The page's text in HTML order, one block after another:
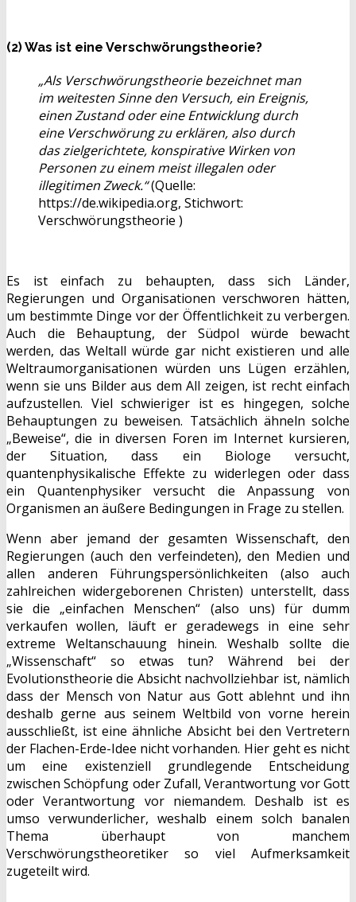
(2) Was ist eine Verschwörungstheorie?
„Als Verschwörungstheorie bezeichnet man
im weitesten Sinne den Versuch, ein Ereignis,
einen Zustand oder eine Entwicklung durch
eine Verschwörung zu erklären, also durch
das zielgerichtete, konspirative Wirken von
Personen zu einem meist illegalen oder
illegitimen Zweck.“(Quelle:
https://de.wikipedia.org, Stichwort:
Verschwörungstheorie )
Es ist einfach zu behaupten, dass sich Länder,
Regierungen und Organisationen verschworen hätten,
um bestimmte Dinge vor der Öffentlichkeit zu verbergen.
Auch die Behauptung, der Südpol würde bewacht
werden, das Weltall würde gar nicht existieren und alle
Weltraumorganisationen würden uns Lügen erzählen,
wenn sie uns Bilder aus dem All zeigen, ist recht einfach
aufzustellen. Viel schwieriger ist es hingegen, solche
Behauptungen zu beweisen. Tatsächlich ähneln solche
„Beweise“, die in diversen Foren im Internet kursieren,
der Situation, dass ein Biologe versucht,
quantenphysikalische Effekte zu widerlegen oder dass
ein Quantenphysiker versucht die Anpassung von
Organismen an äußere Bedingungen in Frage zu stellen.
Wenn aber jemand der gesamten Wissenschaft, den
Regierungen (auch den verfeindeten), den Medien und
allen anderen Führungspersönlichkeiten (also auch
zahlreichen widergeborenen Christen) unterstellt, dass
sie die „einfachen Menschen“ (also uns) für dumm
verkaufen wollen, läuft er geradewegs in eine sehr
extreme Weltanschauung hinein. Weshalb sollte die
„Wissenschaft“ so etwas tun? Während bei der
Evolutionstheorie die Absicht nachvollziehbar ist, nämlich
dass der Mensch von Natur aus Gott ablehnt und ihn
deshalb gerne aus seinem Weltbild von vorne herein
ausschließt, ist eine ähnliche Absicht bei den Vertretern
der Flachen-Erde-Idee nicht vorhanden. Hier geht es nicht
um eine existenziell grundlegende Entscheidung
zwischen Schöpfung oder Zufall, Verantwortung vor Gott
oder Verantwortung vor niemandem. Deshalb ist es
umso verwunderlicher, weshalb einem solch banalen
Thema überhaupt von manchem
Verschwörungstheoretiker so viel Aufmerksamkeit
zugeteilt wird.